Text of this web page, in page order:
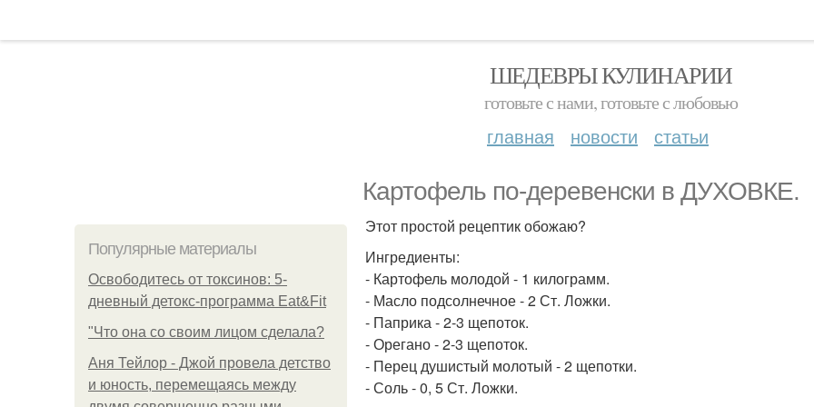
ШЕДЕВРЫ КУЛИНАРИИ
готовьте с нами, готовьте с любовью
главная новости статьи
Картофель по-деревенски в ДУХОВКЕ.
Популярные материалы
Освободитесь от токсинов: 5-
дневный детокс-программа Eat&Fit
"Что она со своим лицом сделала?
Аня Тейлор - Джой провела детство
и юность, перемещаясь между
Этот простой рецептик обожаю?
Ингредиенты:
- Картофель молодой - 1 килограмм.
- Масло подсолнечное - 2 Ст. Ложки.
- Паприка - 2-3 щепоток.
- Орегано - 2-3 щепоток.
- Перец душистый молотый - 2 щепотки.
- Соль - 0, 5 Ст. Ложки.